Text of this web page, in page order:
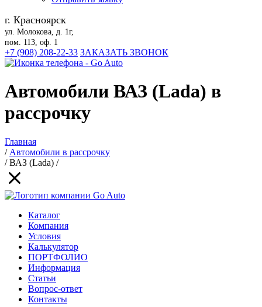
г. Красноярск
ул. Молокова, д. 1г,
пом. 113, оф. 1
+7 (908) 208-22-33 ЗАКАЗАТЬ ЗВОНОК
Автомобили ВАЗ (Lada) в
рассрочку
Главная
/ Автомобили в рассрочку
/ВАЗ (Lada) /
Каталог
Компания
Условия
Калькулятор
ПОРТФОЛИО
Информация
Статьи
Вопрос-ответ
Контакты